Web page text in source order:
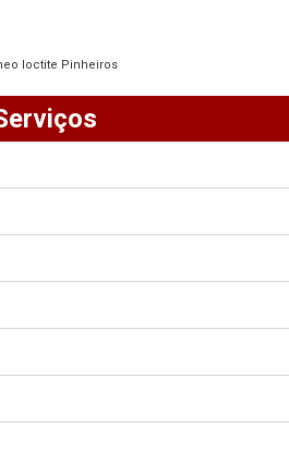
loctite Pinheiros